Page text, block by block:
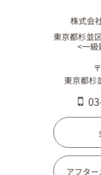
株式会
東京都杉並
<一級
東京都杉
アフタ